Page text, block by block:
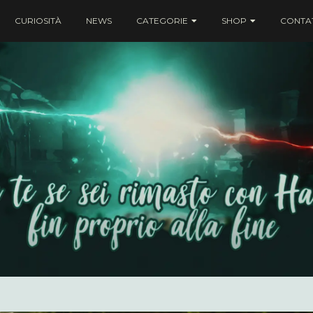
CURIOSITÀ NEWS CATEGORIE SHOP
rimasto con Harry